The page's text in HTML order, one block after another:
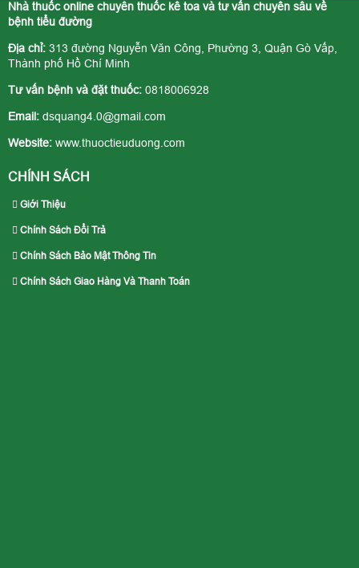
Nhà thuốc online chuyên thuốc kê toa và tư vấn chuyên sâu về
bệnh tiểu đường
Địa chỉ: 313 đường Nguyễn Văn Công, Phường 3, Quận Gò Vấp,
Thành phố Hồ Chí Minh
Tư vấn bệnh và đặt thuốc: 0818006928
Email: dsquang4.0@gmail.com
Website: www.thuoctieuduong.com
CHÍNH SÁCH
Giới Thiệu
Chính Sách Đổi Trả
Chính Sách Bảo Mật Thông Tin
Chính Sách Giao Hàng Và Thanh Toán